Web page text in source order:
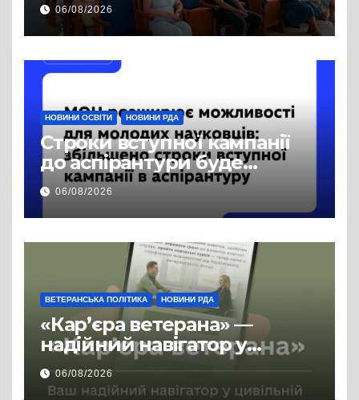
права на доступ до
публічної інформації
06/08/2026
НОВИНИ ОСВІТИ НОВИНИ РДА
Строки вступної кампанії
до аспірантури буде
продовжено
06/08/2026
ВЕТЕРАНСЬКА ПОЛІТИКА НОВИНИ РДА
«Кар’єра ветерана» —
надійний навігатор у
цивільній професії
06/08/2026